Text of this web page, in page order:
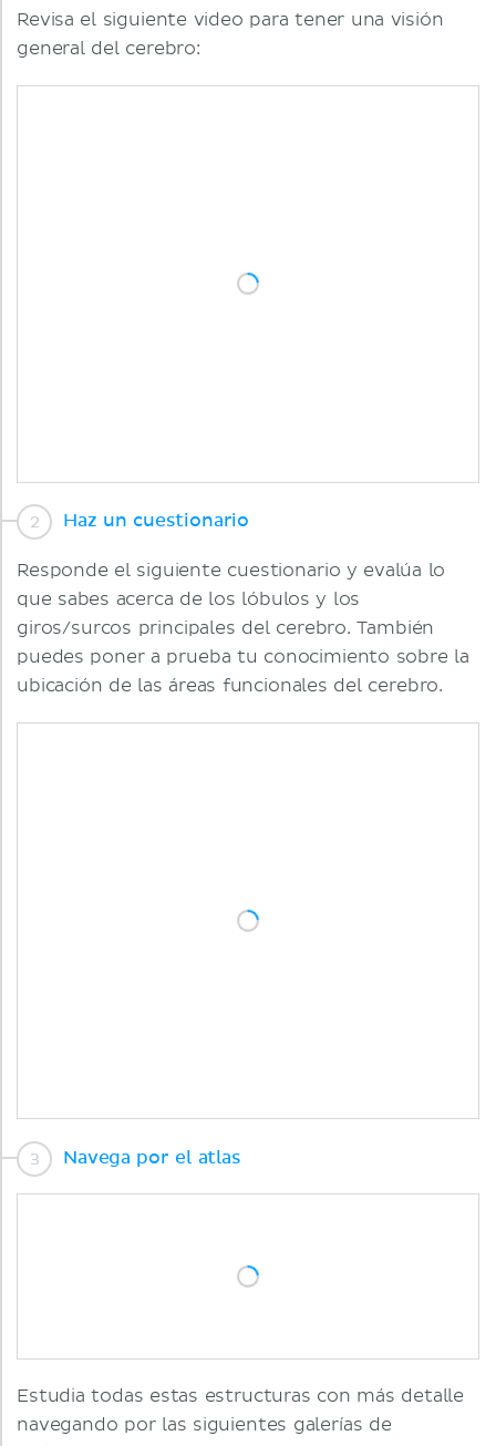
Revisa el siguiente video para tener una visión
general del cerebro:
Haz un cuestionario
Responde el siguiente cuestionario y evalúa lo
que sabes acerca de los lóbulos y los
giros/surcos principales del cerebro. También
puedes poner a prueba tu conocimiento sobre la
ubicación de las áreas funcionales del cerebro.
Navega por el atlas
Estudia todas estas estructuras con más detalle
navegando por las siguientes galerías de